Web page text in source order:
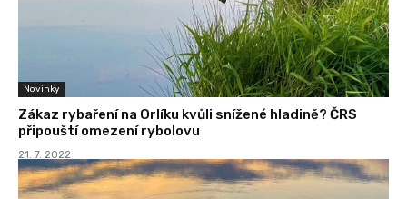
Novinky
Zákaz rybaření na Orlíku kvůli snížené hladině? ČRS
připouští omezení rybolovu
21. 7. 2022